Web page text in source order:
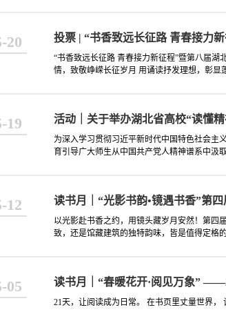
20 投票 | “书香致远长征路 青春接力
“书香致远长征路 青春接力新征程”暨第八届湖
情，致敬峥嵘长征岁月 用诵读抒发理想，彰
19 活动｜关于举办湖北省高校“读懂
为深入学习贯彻习近平新时代中国特色社会主
育引导广大师生从中国共产党人精神谱系中
12 读书月｜“光影书韵•镜遇书香”第
以光影赴书香之约，用镜头藏岁月安然！第四
致，还是馆藏建筑的独特韵味，皆是值得定格
05 读书月｜“春暖花开·阅见万象”
21天，让阅读成为日常。 在书页里丈量世界，